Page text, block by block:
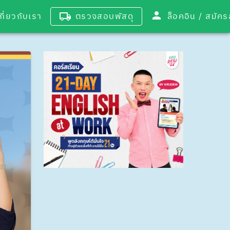
ยวกับเรา ตรวจสอบพัสดุ ล็อคอิน /